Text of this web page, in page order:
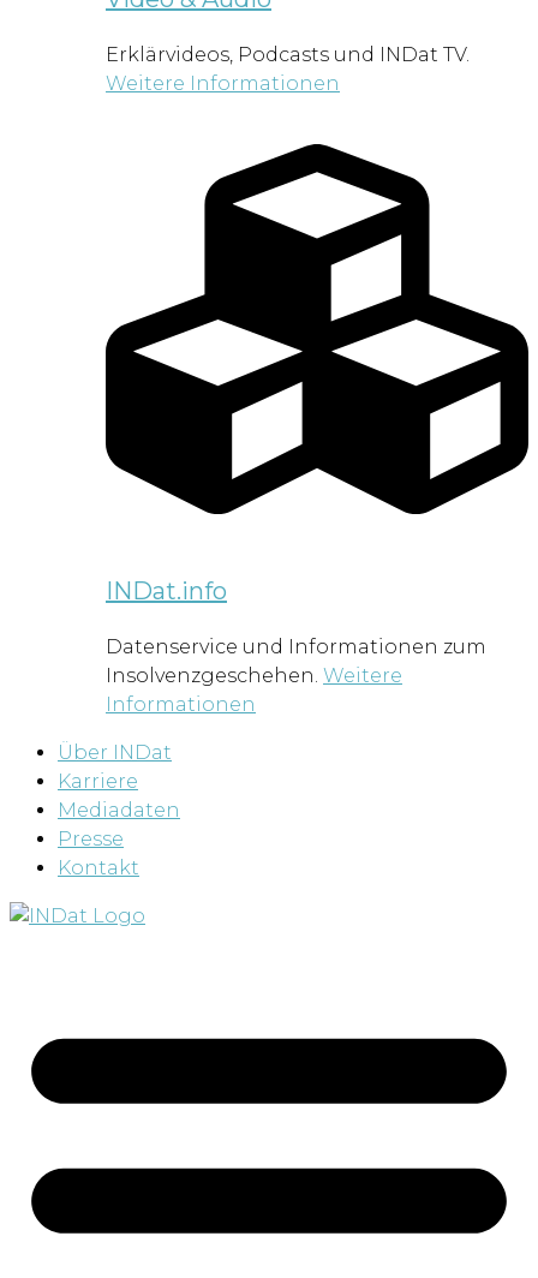
Erklärvideos, Podcasts und INDat TV.
Weitere Informationen
INDat.info
Datenservice und Informationen zum
Insolvenzgeschehen. Weitere
Informationen
Über INDat
Karriere
Mediadaten
Presse
Kontakt